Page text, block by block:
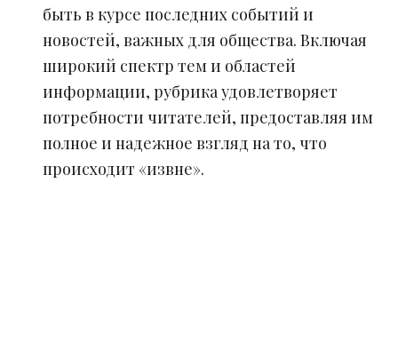
быть в курсе последних событий и
новостей, важных для общества. Включая
широкий спектр тем и областей
информации, рубрика удовлетворяет
потребности читателей, предоставляя им
полное и надежное взгляд на то, что
происходит «извне».